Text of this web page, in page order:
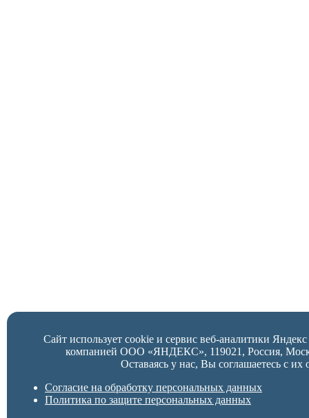
Сайт использует cookie и сервис веб-аналитики
компанией ООО «ЯНДЕКС», 119021, Россия,
Оставаясь у нас, Вы соглашаетесь с их
Согласие на обработку персональных данных
Политика по защите персональных данных